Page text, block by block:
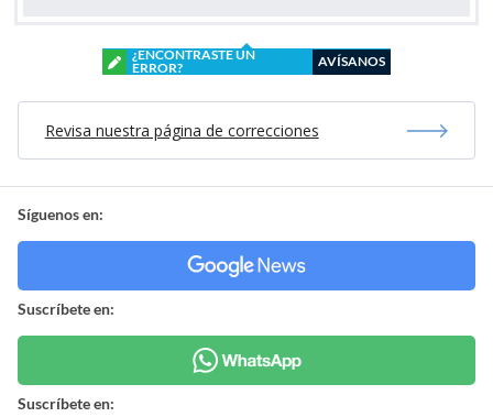
¿ENCONTRASTE UN
ERROR?
AVÍSANOS
Revisa nuestra página de correcciones
Síguenos en:
Suscríbete en:
Suscríbete en: